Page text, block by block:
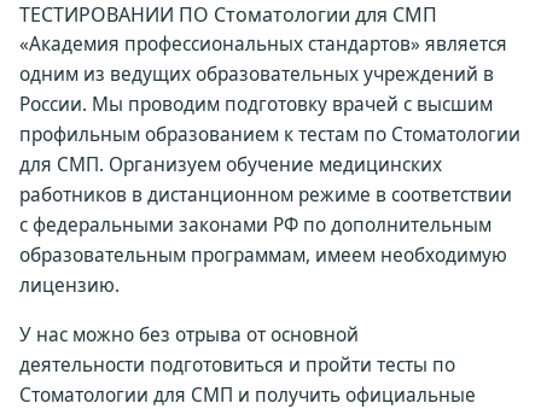
ТЕСТИРОВАНИИ ПО Стоматологии для СМП
«Академия профессиональных стандартов» является
одним из ведущих образовательных учреждений в
России. Мы проводим подготовку врачей с высшим
профильным образованием к тестам по Стоматологии
для СМП. Организуем обучение медицинских
работников в дистанционном режиме в соответствии
с федеральными законами РФ по дополнительным
образовательным программам, имеем необходимую
лицензию.
У нас можно без отрыва от основной
деятельности подготовиться и пройти тесты по
Стоматологии для СМП и получить официальные